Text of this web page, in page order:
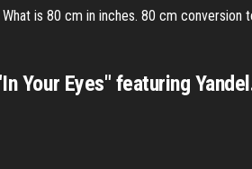
is 80 cm in inches. 80 cm conversion
Your Eyes" featuring